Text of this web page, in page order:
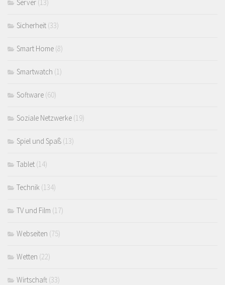
Server (13)
Sicherheit (33)
Smart Home (8)
Smartwatch (1)
Software (60)
Soziale Netzwerke (19)
Spiel und Spaß (13)
Tablet (14)
Technik (134)
TV und Film (17)
Webseiten (75)
Wetten (22)
Wirtschaft (33)